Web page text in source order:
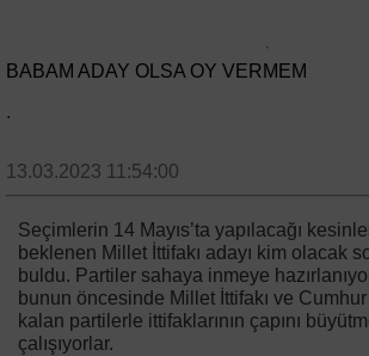
BABAM ADAY OLSA OY VERMEM
.
13.03.2023 11:54:00
Seçimlerin 14 Mayıs’ta yapılacağı
beklenen Millet İttifakı adayı kim olacak
buldu. Partiler sahaya inmeye
bunun öncesinde Millet İttifakı ve Cumhur
kalan partilerle ittifaklarının çapını
çalışıyorlar.